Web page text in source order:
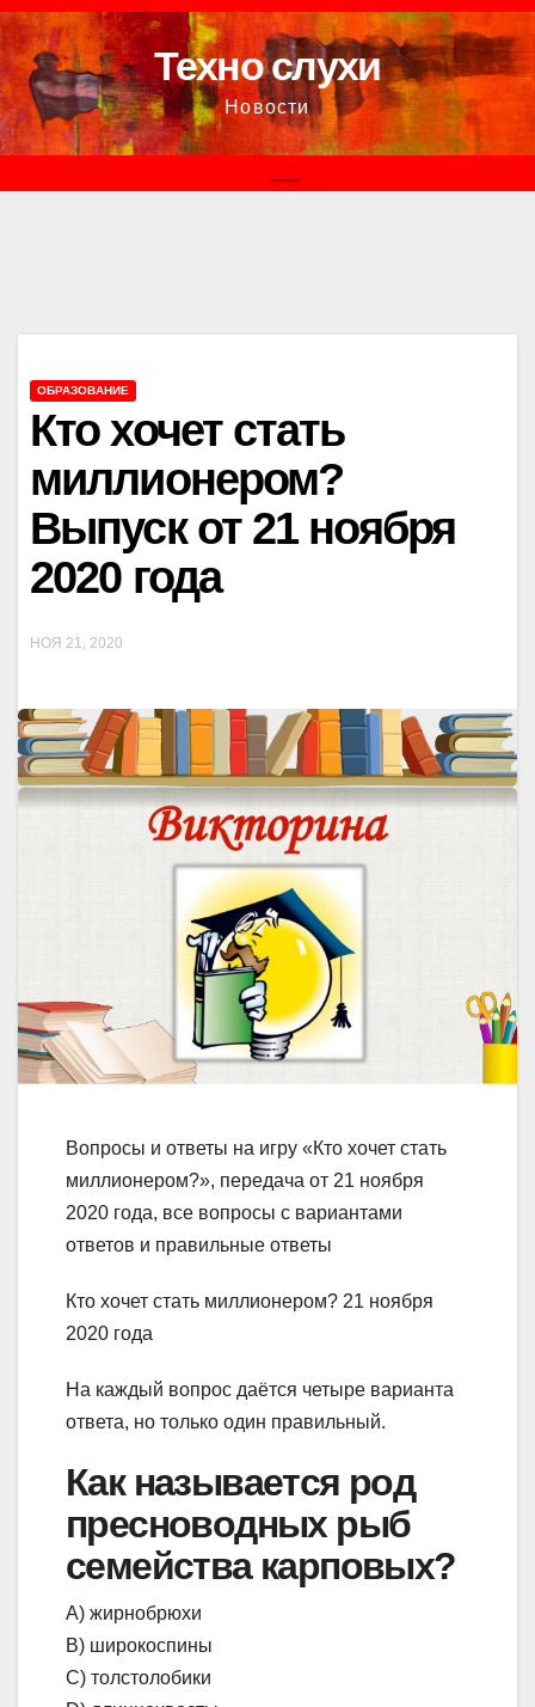
Перейти
к
содержимому
Техно слухи
Новости
ОБРАЗОВАНИЕ
Кто хочет стать
миллионером?
Выпуск от 21 ноября
2020 года
НОЯ 21, 2020
Вопросы и ответы на игру «Кто хочет стать
миллионером?», передача от 21 ноября
2020 года, все вопросы с вариантами
ответов и правильные ответы
Кто хочет стать миллионером? 21 ноября
2020 года
На каждый вопрос даётся четыре варианта
ответа, но только один правильный.
Как называется род
пресноводных рыб
семейства карповых?
А) жирнобрюхи
В) широкоспины
С) толстолобики